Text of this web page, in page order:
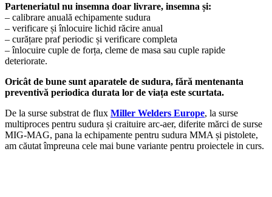
Parteneriatul nu insemna doar livrare, insemna și:
– calibrare anuală echipamente sudura
– verificare și înlocuire lichid răcire anual
– curățare praf periodic și verificare completa
– înlocuire cuple de forța, cleme de masa sau cuple rapide
deteriorate.
Oricât de bune sunt aparatele de sudura, fără mentenanta
preventivă periodica durata lor de viața este scurtata.
De la surse substrat de flux Miller Welders Europe, la surse
multiproces pentru sudura și craituire arc-aer, diferite mărci de surse
MIG-MAG, pana la echipamente pentru sudura MMA și pistolete,
am căutat împreuna cele mai bune variante pentru proiectele in curs.